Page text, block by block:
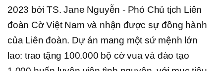
2023 bởi TS. Jane Nguyễn - Phó Chủ tịch Liên
đoàn Cờ Việt Nam và nhận được sự đồng hành
của Liên đoàn. Dự án mang một sứ mệnh lớn
lao: trao tặng 100.000 bộ cờ vua và đào tạo